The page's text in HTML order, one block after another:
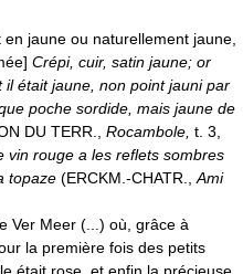
jaune ou naturellement jaune,
Crépi, cuir, satin jaune; or
il était jaune, non point jauni par
poche sordide, mais jaune de
DU TERR., Rocambole, t. 3,
vin rouge a les reflets sombres
topaze (ERCKM.-CHATR., Ami
Ver Meer (...) où, grâce à
la première fois des petits